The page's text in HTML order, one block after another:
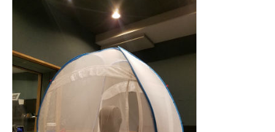
ちょっと気になるネットの話題